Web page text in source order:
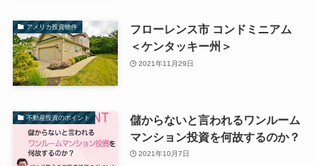
アメリカ投資物件
フローレンス市 コンドミニアム
＜ケンタッキー州＞
2021年11月29日
不動産投資のポイント
儲からないと言われるワンルーム
マンション投資を何故するのか？
2021年10月7日